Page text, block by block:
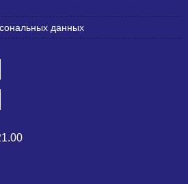
данных